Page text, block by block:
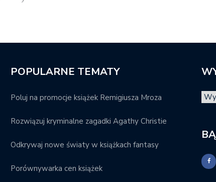
POPULARNE TEMATY
Poluj na promocje książek Remigiusza Mroza
Rozwiązuj kryminalne zagadki Agathy Christie
Odkrywaj nowe światy w książkach fantasy
Porównywarka cen książek